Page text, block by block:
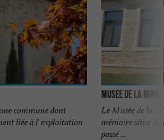
commune dont
liée à l' exploitation
Musee de la mine
Le Musée de la
mémoire situé à
passé ...